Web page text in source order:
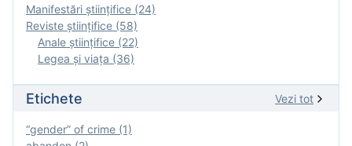
Manifestări ştiinţifice (24)
Reviste ştiinţifice (58)
Anale ştiinţifice (22)
Legea şi viaţa (36)
Etichete Vezi tot
“gender” of crime (1)